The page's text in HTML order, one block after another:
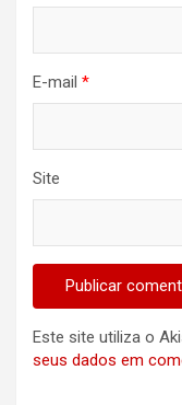
E-mail *
Site
Este site utiliza o
seus dados em